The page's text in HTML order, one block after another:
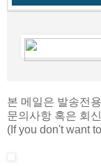
본 메일은 발송전
문의사항 혹은 회
(If you don't want